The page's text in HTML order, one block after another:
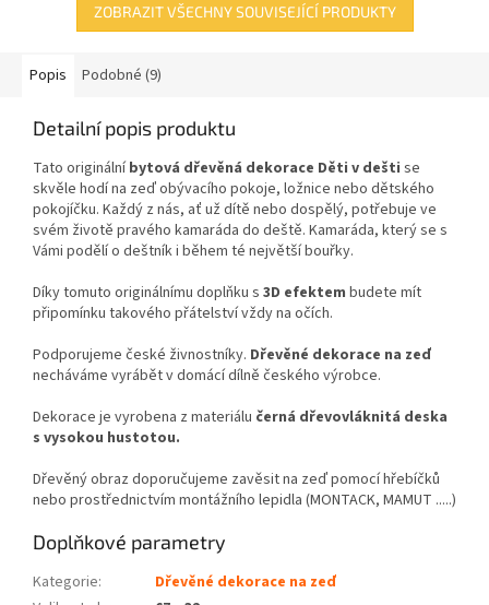
ZOBRAZIT VŠECHNY SOUVISEJÍCÍ PRODUKTY
Popis Podobné (9)
Detailní popis produktu
Tato originálníbytová dřevěná dekorace Děti v dešti se
skvěle hodí na zeď obývacího pokoje, ložnice nebo dětského
pokojíčku. Každý z nás, ať už dítě nebo dospělý, potřebuje ve
svém životě pravého kamaráda do deště. Kamaráda, který se s
Vámi podělí o deštník i během té největší bouřky.
Díky tomuto originálnímu doplňku s 3D efektem budete mít
připomínku takového přátelství vždy na očích.
Podporujeme české živnostníky. Dřevěné dekorace na zeď
necháváme vyrábět v domácí dílně českého výrobce.
Dekorace je vyrobena z materiálu černá dřevovláknitá deska
s vysokou hustotou.
Dřevěný obraz doporučujeme zavěsit na zeď pomocí hřebíčků
nebo prostřednictvím montážního lepidla (MONTACK, MAMUT .....)
Doplňkové parametry
Kategorie:
Dřevěné dekorace na zeď